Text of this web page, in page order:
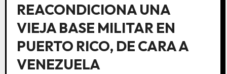
REACONDICIONA UNA
VIEJA BASE MILITAR EN
PUERTO RICO, DE CARA A
VENEZUELA